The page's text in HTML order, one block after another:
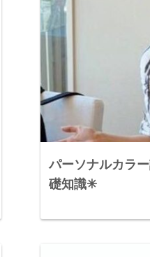
パーソナルカラ
礎知識✳︎